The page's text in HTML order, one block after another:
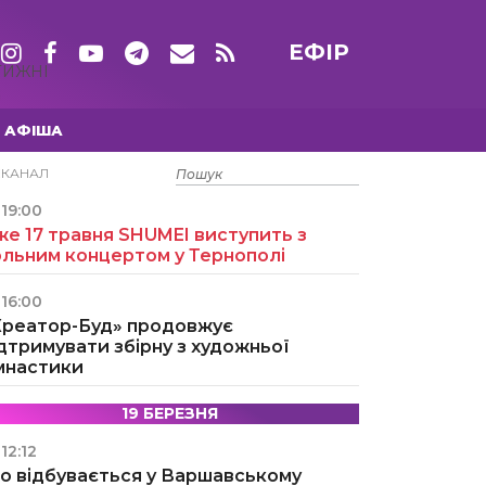
ЕФІР
АФІША
15 ТРАВНЯ
19:00
17 травня SHUMEI виступить з
концертом у Тернополі
16:00
Буд» продовжує
збірну з художньої
19 БЕРЕЗНЯ
12:12
відбувається у Варшавському